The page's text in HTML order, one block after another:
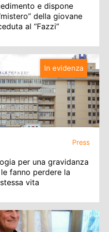
e dispone
della giovane
al “Fazzi”
In evidenza
Press
per una gravidanza
fanno perdere la
vita